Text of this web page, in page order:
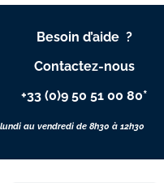
Besoin d’aide ?
Contactez-nous
+33 (0)9 50 51 00 80*
au vendredi de 8h30 à 12h30